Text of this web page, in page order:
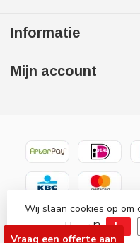
Vraag een offerte aan
Informatie
Mijn account
© Copyright 2026
verwarming
Wij slaan cookies op
akkoord?
Ja